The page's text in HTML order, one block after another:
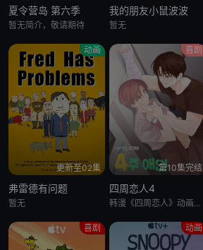
夏令营岛 第六季
暂无简介，敬请期待
我的朋友小鼠波波
暂无
动画
更新至02集
弗雷德有问题
暂无
喜剧
第10集完结
四周恋人4
韩漫《四周恋人》动画化决定！
喜剧 动画